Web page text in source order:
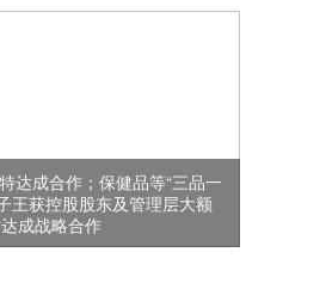
达成合作；保健品等“三品一
王获控股股东及管理层大额
成战略合作